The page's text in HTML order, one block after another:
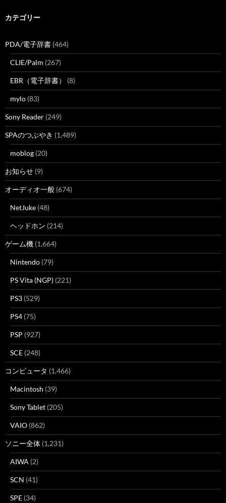
カテゴリー
PDA/電子辞書 (464)
CLIE/Palm (267)
EBR（電子辞書） (8)
mylo (83)
Sony Reader (249)
SPAのつぶやき (1,489)
moblog (20)
お知らせ (9)
オーディオ一般 (674)
NetJuke (48)
ヘッドホン (214)
ゲーム機 (1,664)
Nintendo (79)
PS Vita (NGP) (221)
PS3 (529)
PS4 (75)
PSP (927)
SCE (248)
コンピュータ (1,466)
Macintosh (39)
Sony Tablet (205)
VAIO (862)
ソニー全体 (1,231)
AIWA (2)
SCN (41)
SPE (34)